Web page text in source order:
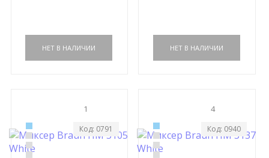
1
Код: 0791
4
Код: 0940